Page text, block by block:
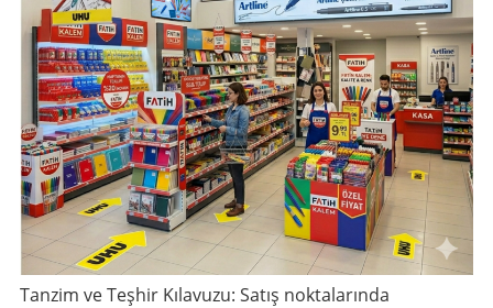
Tanzim ve Teşhir Kılavuzu: Satış noktalarında